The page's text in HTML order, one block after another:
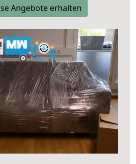
Angebote erhalten